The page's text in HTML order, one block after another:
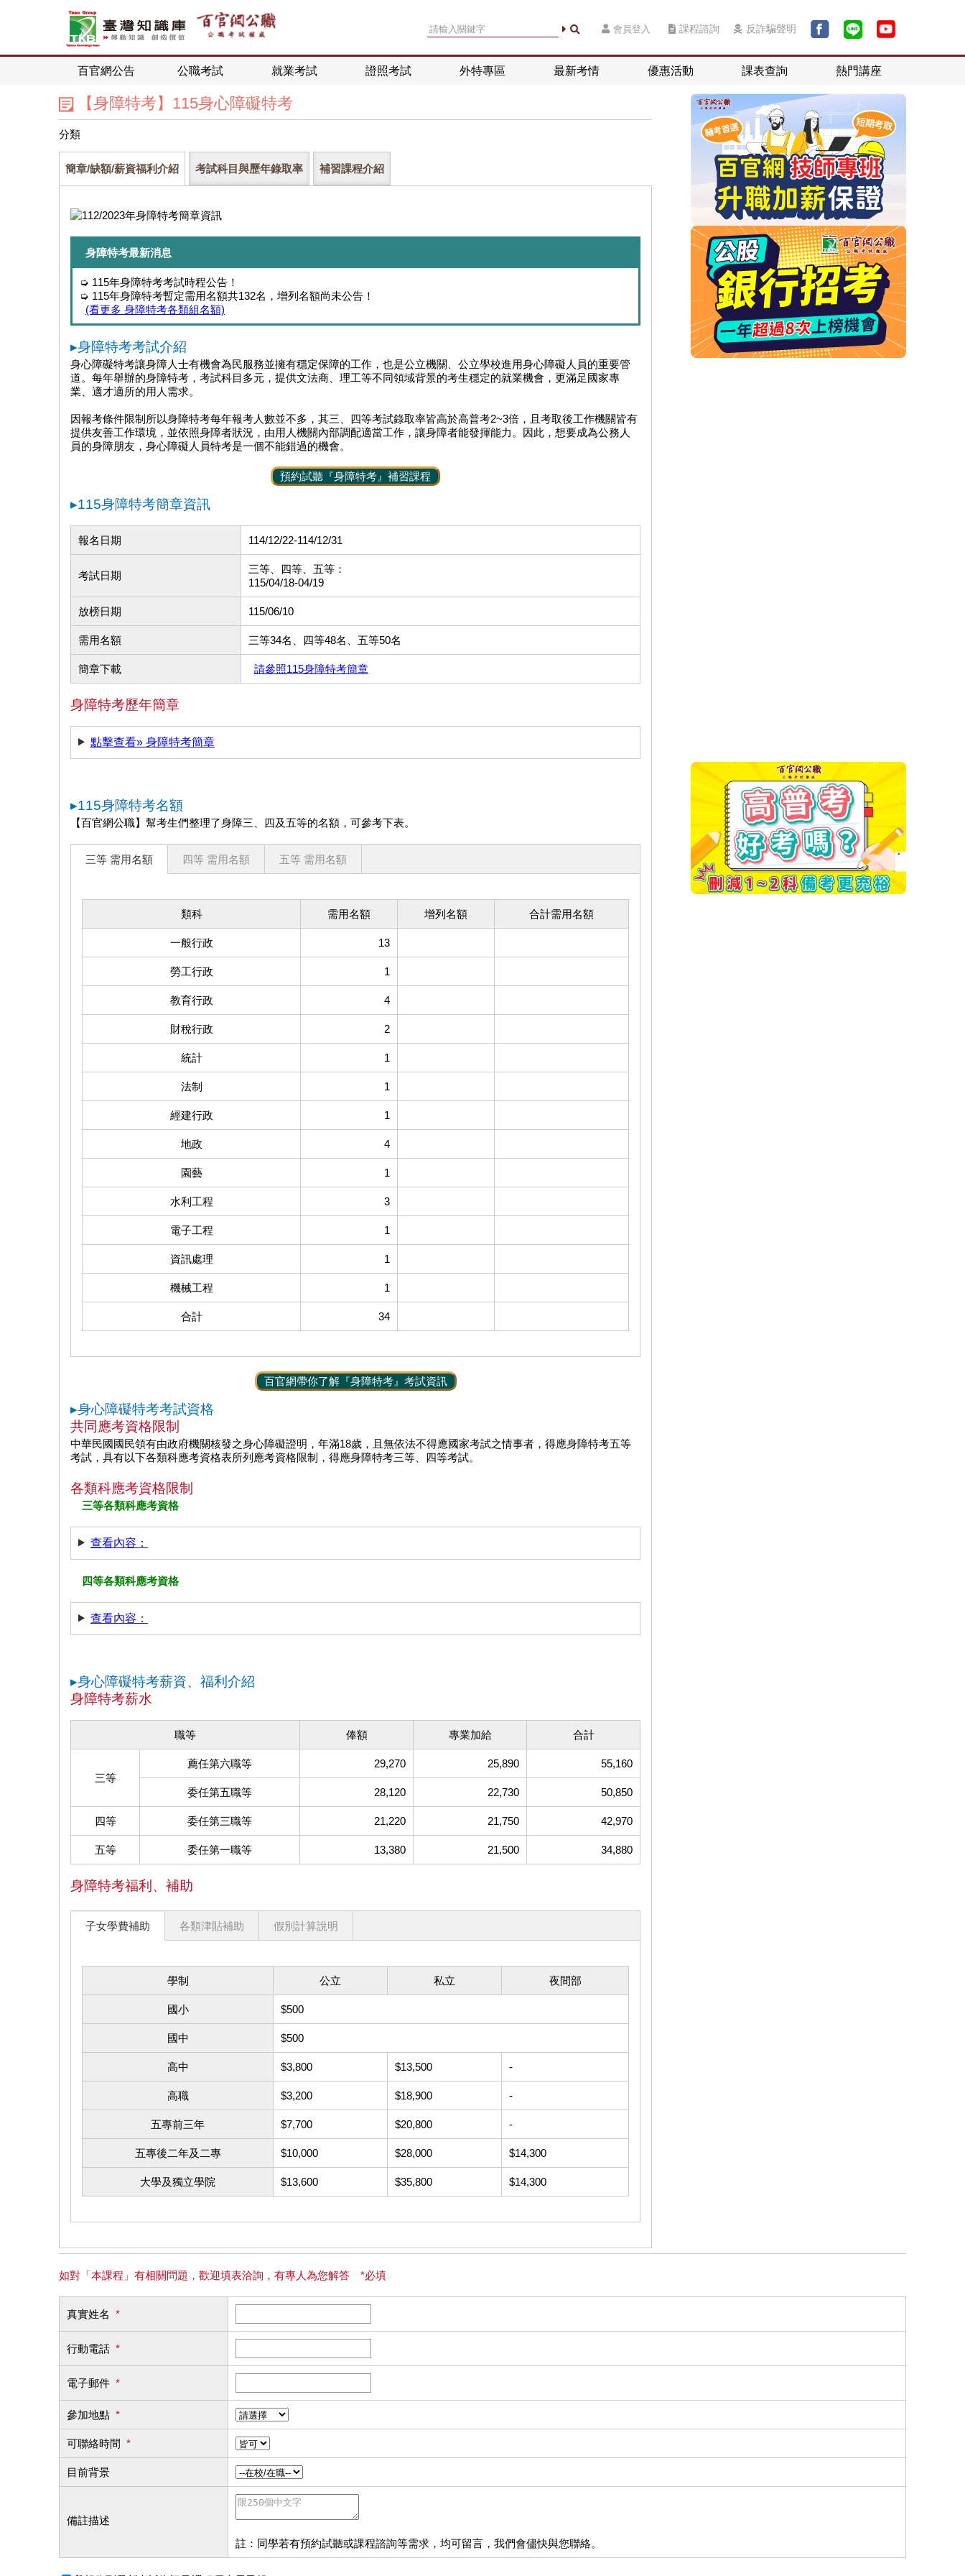
會員登入 課程諮詢 反詐騙聲明
百官網公告 公職考試 就業考試 證照考試 外特專區 最新考情 優惠活動 課表查詢 熱門講座
【身障特考】115身心障礙特考
分類
簡章/缺額/薪資福利介紹 考試科目與歷年錄取率 補習課程介紹
身障特考最新消息
➭ 115年身障特考考試時程公告！
➭ 115年身障特考暫定需用名額共132名，增列名額尚未公告！
(看更多 身障特考各類組名額)
▸身障特考考試介紹
身心障礙特考讓身障人士有機會為民服務並擁有穩定保障的工作，也是公立機關、公立學校進用身心障礙人員的重要管
道。每年舉辦的身障特考，考試科目多元，提供文法商、理工等不同領域背景的考生穩定的就業機會，更滿足國家專
業、適才適所的用人需求。
因報考條件限制所以身障特考每年報考人數並不多，其三、四等考試錄取率皆高於高普考2~3倍，且考取後工作機關皆有
提供友善工作環境，並依照身障者狀況，由用人機關內部調配適當工作，讓身障者能發揮能力。因此，想要成為公務人
員的身障朋友，身心障礙人員特考是一個不能錯過的機會。
預約試聽『身障特考』補習課程
▸115身障特考簡章資訊
報名日期 114/12/22-114/12/31
考試日期
三等、四等、五等：
115/04/18-04/19
放榜日期 115/06/10
需用名額 三等34名、四等48名、五等50名
簡章下載 請參照115身障特考簡章
身障特考歷年簡章
點擊查看» 身障特考簡章
▸115身障特考名額
【百官網公職】幫考生們整理了身障三、四及五等的名額，可參考下表。
三等 需用名額 四等 需用名額 五等 需用名額
類科 需用名額 增列名額 合計需用名額
一般行政 13
勞工行政 1
教育行政 4
財稅行政 2
統計 1
法制 1
經建行政 1
地政 4
園藝 1
水利工程 3
電子工程 1
資訊處理 1
機械工程 1
合計 34
百官網帶你了解『身障特考』考試資訊
▸身心障礙特考考試資格
共同應考資格限制
中華民國國民領有由政府機關核發之身心障礙證明，年滿18歲，且無依法不得應國家考試之情事者，得應身障特考五等
考試，具有以下各類科應考資格表所列應考資格限制，得應身障特考三等、四等考試。
各類科應考資格限制
三等各類科應考資格
查看內容：
四等各類科應考資格
查看內容：
▸身心障礙特考薪資、福利介紹
身障特考薪水
職等 俸額 專業加給 合計
三等
薦任第六職等 29,270 25,890 55,160
委任第五職等 28,120 22,730 50,850
四等 委任第三職等 21,220 21,750 42,970
五等 委任第一職等 13,380 21,500 34,880
身障特考福利、補助
子女學費補助 各類津貼補助 假別計算說明
學制 公立 私立 夜間部
國小 $500
國中 $500
高中 $3,800 $13,500 -
高職 $3,200 $18,900 -
五專前三年 $7,700 $20,800 -
五專後二年及二專 $10,000 $28,000 $14,300
大學及獨立學院 $13,600 $35,800 $14,300
如對「本課程」有相關問題，歡迎填表洽詢，有專人為您解答 *必填
真實姓名 *
行動電話 *
電子郵件 *
參加地點 *
可聯絡時間 *
目前背景
備註描述
註：同學若有預約試聽或課程諮詢等需求，均可留言，我們會儘快與您聯絡。